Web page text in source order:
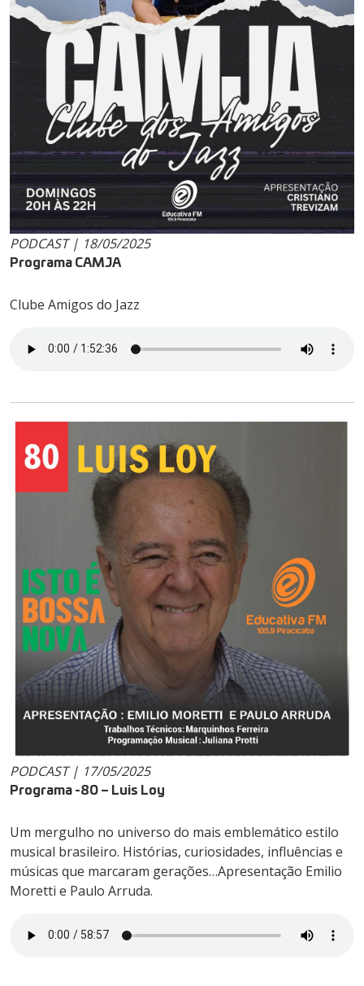
PODCAST | 18/05/2025
Programa CAMJA
Clube Amigos do Jazz
PODCAST | 17/05/2025
Programa -80 – Luis Loy
Um mergulho no universo do mais emblemático estilo
musical brasileiro. Histórias, curiosidades, influências e
músicas que marcaram gerações…Apresentação Emilio
Moretti e Paulo Arruda.